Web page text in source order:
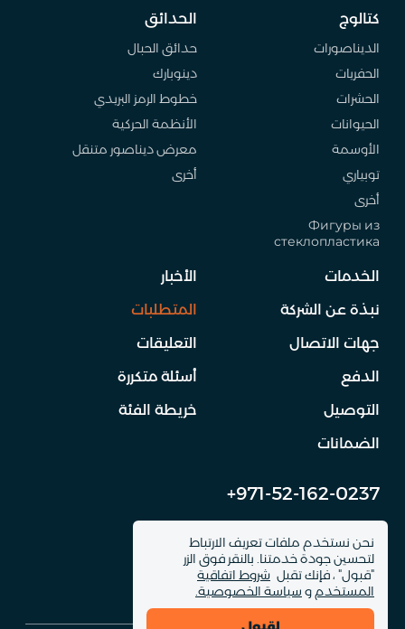
نحن نستخدم ملفات تعريف الارتباط
لتحسين جودة خدمتنا. بالنقر فوق الزر
"قبول" ، فإنك تقبل شروط اتفاقية
المستخدم و سياسة الخصوصية.
كتالوج
الديناصورات
الحفريات
الحشرات
الحيوانات
الأوسمة
توبياري
أخرى
Фигуры из
стеклопластика
الحدائق
حدائق الحبال
دينوبارك
خطوط الرمز البريدي
الأنظمة الحركية
معرض ديناصور متنقل
أخرى
الخدمات
نبذة عن الشركة
جهات الاتصال
الدفع
التوصيل
الضمانات
الأخبار
المتطلبات
التعليقات
أسئلة متكررة
خريطة الفئة
+971-52-162-0237
info@dinomachine.ru